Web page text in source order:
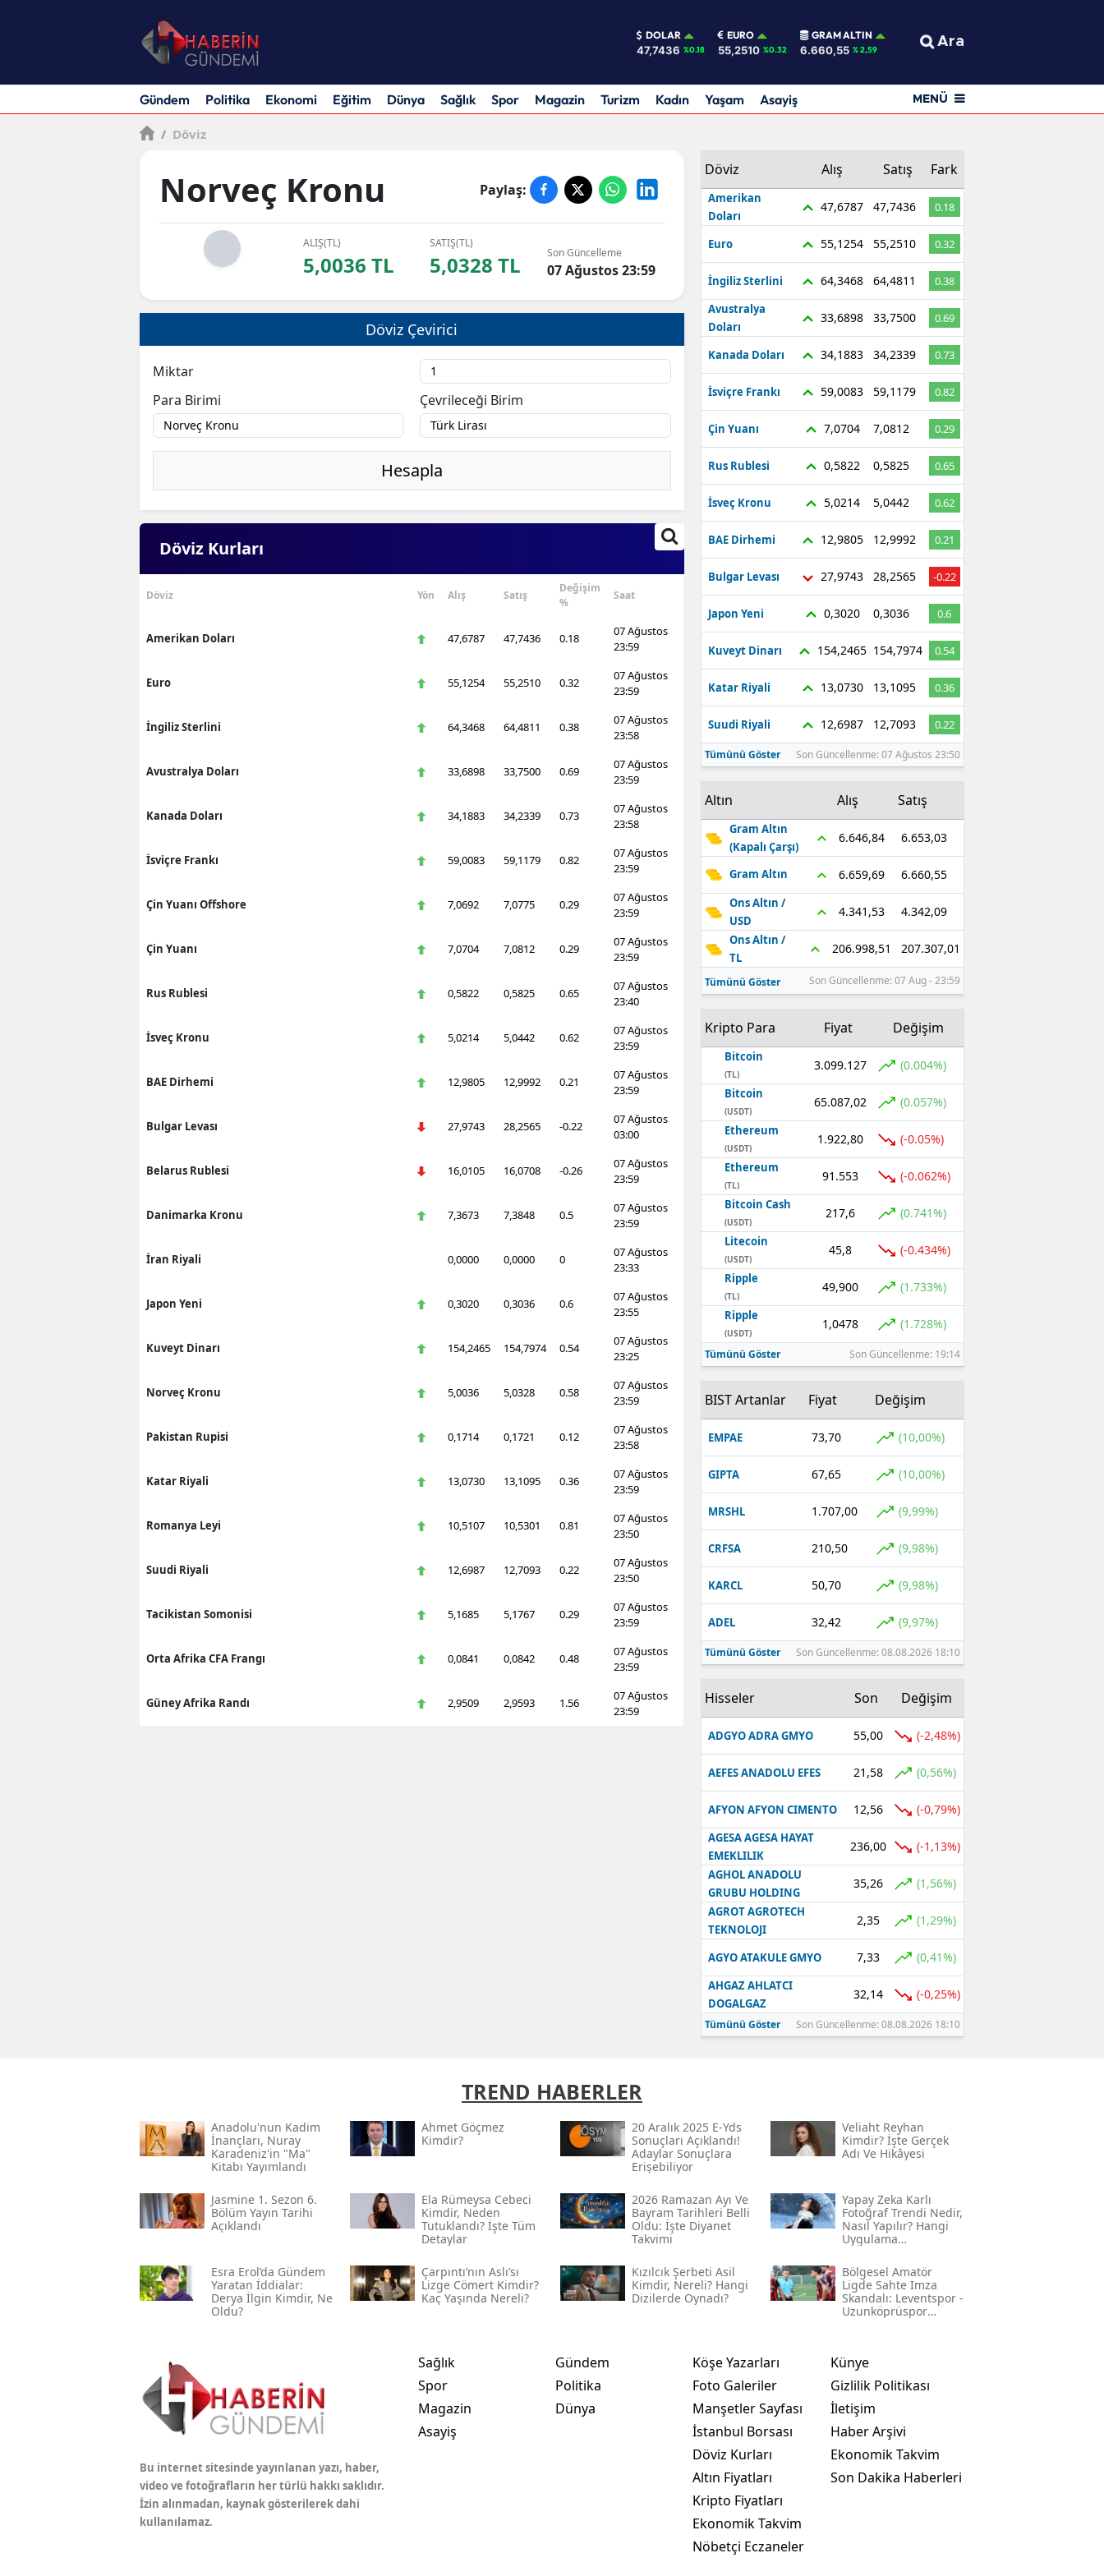
DOLAR
47,7436 %0.18
EURO
55,2510 %0.32
GRAM ALTIN
6.660,55 % 2,59 Ara
Gündem Politika Ekonomi Eğitim Dünya Sağlık Spor Magazin Turizm Kadın Yaşam Asayiş MENÜ
/ Döviz
Norveç Kronu Paylaş:
ALIŞ(TL)
5,0036 TL
SATIŞ(TL)
5,0328 TL Son Güncelleme
07 Ağustos 23:59
Döviz Çevirici
Miktar
Para Birimi
Çevrileceği Birim
Hesapla
Döviz Kurları
Döviz Yön Alış Satış
Değişim
%
Saat
Amerikan Doları 47,6787 47,7436 0.18
07 Ağustos
23:59
Euro 55,1254 55,2510 0.32
07 Ağustos
23:59
İngiliz Sterlini 64,3468 64,4811 0.38
07 Ağustos
23:58
Avustralya Doları 33,6898 33,7500 0.69
07 Ağustos
23:59
Kanada Doları 34,1883 34,2339 0.73
07 Ağustos
23:58
İsviçre Frankı 59,0083 59,1179 0.82
07 Ağustos
23:59
Çin Yuanı Offshore 7,0692 7,0775 0.29
07 Ağustos
23:59
Çin Yuanı 7,0704 7,0812 0.29
07 Ağustos
23:59
Rus Rublesi 0,5822 0,5825 0.65
07 Ağustos
23:40
İsveç Kronu 5,0214 5,0442 0.62
07 Ağustos
23:59
BAE Dirhemi 12,9805 12,9992 0.21
07 Ağustos
23:59
Bulgar Levası 27,9743 28,2565 -0.22
07 Ağustos
03:00
Belarus Rublesi 16,0105 16,0708 -0.26
07 Ağustos
23:59
Danimarka Kronu 7,3673 7,3848 0.5
07 Ağustos
23:59
İran Riyali 0,0000 0,0000 0
07 Ağustos
23:33
Japon Yeni 0,3020 0,3036 0.6
07 Ağustos
23:55
Kuveyt Dinarı 154,2465 154,7974 0.54
07 Ağustos
23:25
Norveç Kronu 5,0036 5,0328 0.58
07 Ağustos
23:59
Pakistan Rupisi 0,1714 0,1721 0.12
07 Ağustos
23:58
Katar Riyali 13,0730 13,1095 0.36
07 Ağustos
23:59
Romanya Leyi 10,5107 10,5301 0.81
07 Ağustos
23:50
Suudi Riyali 12,6987 12,7093 0.22
07 Ağustos
23:50
Tacikistan Somonisi 5,1685 5,1767 0.29
07 Ağustos
23:59
Orta Afrika CFA Frangı 0,0841 0,0842 0.48
07 Ağustos
23:59
Güney Afrika Randı 2,9509 2,9593 1.56
07 Ağustos
23:59
Döviz Alış Satış Fark
Amerikan
Doları
47,6787 47,7436 0.18
Euro 55,1254 55,2510 0.32
İngiliz Sterlini 64,3468 64,4811
0.38
Avustralya
Doları
33,6898 33,7500 0.69
Kanada Doları 34,1883 34,2339 0.73
İsviçre Frankı 59,0083 59,1179 0.82
Çin Yuanı 7,0704 7,0812 0.29
Rus Rublesi 0,5822 0,5825 0.65
İsveç Kronu 5,0214 5,0442 0.62
BAE Dirhemi 12,9805 12,9992 0.21
Bulgar Levası 27,9743 28,2565 -0.22
Japon Yeni 0,3020 0,3036 0.6
Kuveyt Dinarı 154,2465 154,7974 0.54
Katar Riyali 13,0730 13,1095 0.36
Suudi Riyali 12,6987 12,7093 0.22
Tümünü Göster Son Güncellenme: 07 Ağustos 23:50
Altın Alış Satış
Gram Altın
(Kapalı Çarşı)
6.646,84 6.653,03
Gram Altın 6.659,69 6.660,55
Ons Altın /
USD
4.341,53 4.342,09
Ons Altın /
TL
206.998,51 207.307,01
Tümünü Göster Son Güncellenme: 07 Aug - 23:59
Kripto Para Fiyat Değişim
Bitcoin
(TL)
3.099.127 (0.004%)
Bitcoin
(USDT)
65.087,02 (0.057%)
Ethereum
(USDT)
1.922,80 (-0.05%)
Ethereum
(TL)
91.553 (-0.062%)
Bitcoin Cash
(USDT)
217,6 (0.741%)
Litecoin
(USDT)
45,8 (-0.434%)
Ripple
(TL)
49,900 (1.733%)
Ripple
(USDT)
1,0478 (1.728%)
Tümünü Göster Son Güncellenme: 19:14
BIST Artanlar Fiyat Değişim
EMPAE 73,70 (10,00%)
GIPTA 67,65 (10,00%)
MRSHL 1.707,00 (9,99%)
CRFSA 210,50 (9,98%)
KARCL 50,70 (9,98%)
ADEL 32,42 (9,97%)
Tümünü Göster Son Güncellenme: 08.08.2026 18:10
Hisseler Son Değişim
ADGYO ADRA GMYO 55,00 (-2,48%)
AEFES ANADOLU EFES 21,58 (0,56%)
AFYON AFYON CIMENTO 12,56 (-0,79%)
AGESA AGESA HAYAT
EMEKLILIK
236,00 (-1,13%)
AGHOL ANADOLU
GRUBU HOLDING
35,26 (1,56%)
AGROT AGROTECH
TEKNOLOJI
2,35 (1,29%)
AGYO ATAKULE GMYO 7,33 (0,41%)
AHGAZ AHLATCI
DOGALGAZ
32,14 (-0,25%)
Tümünü Göster Son Güncellenme: 08.08.2026 18:10
TREND HABERLER
Anadolu'nun Kadim
İnançları, Nuray
Karadeniz'in "ma"
Kitabı Yayımlandı
Ahmet Göçmez
Kimdir?
20 Aralık 2025 E-Yds
Sonuçları Açıklandı!
Adaylar Sonuçlara
Erişebiliyor
Veliaht Reyhan
Kimdir? İşte Gerçek
Adı Ve Hikâyesi
Jasmine 1. Sezon 6.
Bölüm Yayın Tarihi
Açıklandı
Ela Rümeysa Cebeci
Kimdir, Neden
Tutuklandı? İşte Tüm
Detaylar
2026 Ramazan Ayı Ve
Bayram Tarihleri Belli
Oldu: İşte Diyanet
Takvimi
Yapay Zeka Karlı
Fotoğraf Trendi Nedir,
Nasıl Yapılır? Hangi
Uygulama
Adım Adım Rehber
Esra Erol’da Gündem
Yaratan İddialar:
Derya İlgin Kimdir, Ne
Oldu?
Çarpıntı’nın Aslı’sı
Lizge Cömert Kimdir?
Kaç Yaşında Nereli?
Kızılcık Şerbeti Asil
Kimdir, Nereli? Hangi
Dizilerde Oynadı?
Bölgesel Amatör
Ligde Sahte Imza
Skandalı: Leventspor -
Uzunköprüspor
Bu internet sitesinde yayınlanan yazı, haber,
video ve fotoğrafların her türlü hakkı saklıdır.
İzin alınmadan, kaynak gösterilerek dahi
kullanılamaz.
Sağlık
Spor
Magazin
Asayiş
Gündem
Politika
Dünya
Köşe Yazarları
Foto Galeriler
Manşetler Sayfası
İstanbul Borsası
Döviz Kurları
Altın Fiyatları
Kripto Fiyatları
Ekonomik Takvim
Nöbetçi Eczaneler
Künye
Gizlilik Politikası
İletişim
Haber Arşivi
Ekonomik Takvim
Son Dakika Haberleri